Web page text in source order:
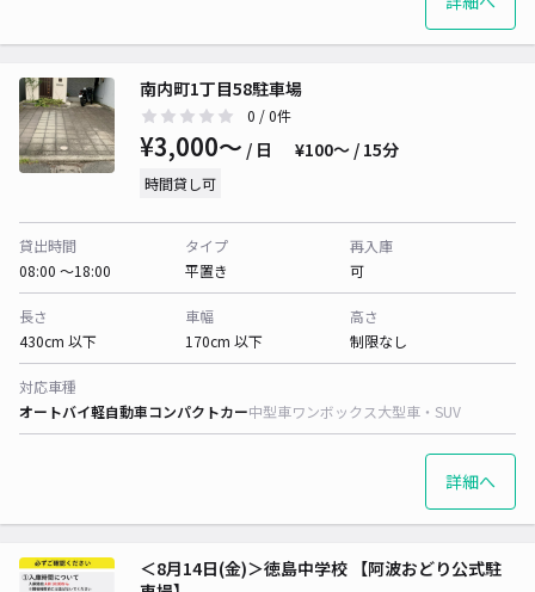
南内町1丁目58駐車場
0 / 0件
¥3,000〜 / 日 ¥100〜 / 15分
時間貸し可
貸出時間
08:00 〜18:00
タイプ
平置き
再入庫
可
長さ
430cm 以下
車幅
170cm 以下
高さ
制限なし
対応車種
オートバイ軽自動車コンパクトカー中型車ワンボックス大型車・SUV
詳細へ
＜8月14日(金)＞徳島中学校 【阿波おどり公式駐